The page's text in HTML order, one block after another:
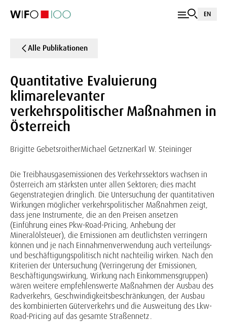
EN
Alle Publikationen
Quantitative Evaluierung
klimarelevanter
verkehrspolitischer Maßnahmen in
Österreich
Brigitte GebetsroitherMichael GetznerKarl W. Steininger
Die Treibhausgasemissionen des Verkehrssektors wachsen in
Österreich am stärksten unter allen Sektoren; dies macht
Gegenstrategien dringlich. Die Untersuchung der quantitativen
Wirkungen möglicher verkehrspolitischer Maßnahmen zeigt,
dass jene Instrumente, die an den Preisen ansetzen
(Einführung eines Pkw-Road-Pricing, Anhebung der
Mineralölsteuer), die Emissionen am deutlichsten verringern
können und je nach Einnahmenverwendung auch verteilungs-
und beschäftigungspolitisch nicht nachteilig wirken. Nach den
Kriterien der Untersuchung (Verringerung der Emissionen,
Beschäftigungswirkung, Wirkung nach Einkommensgruppen)
wären weitere empfehlenswerte Maßnahmen der Ausbau des
Radverkehrs, Geschwindigkeitsbeschränkungen, der Ausbau
des kombinierten Güterverkehrs und die Ausweitung des Lkw-
Road-Pricing auf das gesamte Straßennetz.